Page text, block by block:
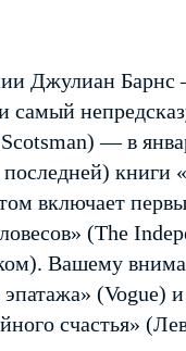
Джулиан
самый
— в
книги
включает
(The
Вашему
эпатажа»
счастья»